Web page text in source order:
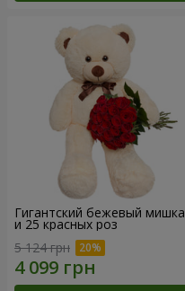
Гигантский бежевый мишка
и 25 красных роз
5 124 грн